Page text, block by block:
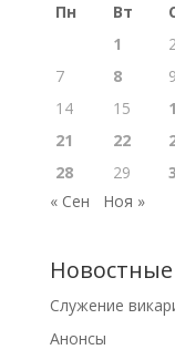
Пн Вт
1
7
8 9
14
15
21
22
28
29
« Сен
Ноя »
Cлужение
Анонсы